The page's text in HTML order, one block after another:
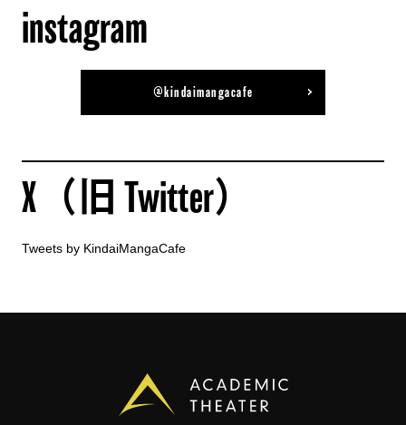
総合社会学部 総合社会学科
文芸学部 文化・歴史学科
木原 晴菜
instagram
@kindaimangacafe
X（旧 Twitter）
Tweets by KindaiMangaCafe